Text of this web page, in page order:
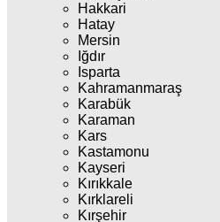
Hakkari
Hatay
Mersin
Iğdır
Isparta
Kahramanmaraş
Karabük
Karaman
Kars
Kastamonu
Kayseri
Kırıkkale
Kırklareli
Kırşehir